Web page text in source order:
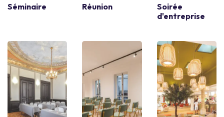
Séminaire Réunion
Soirée
d'entreprise